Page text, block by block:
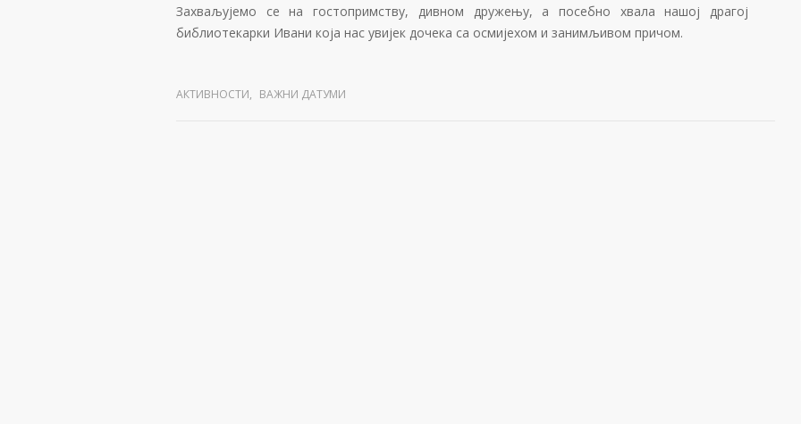
Захваљујемо се на гостопримству, дивном дружењу, а посебно хвала нашој драгој
библиотекарки Ивани која нас увијек дочека са осмијехом и занимљивом причом.
АКТИВНОСТИ, ВАЖНИ ДАТУМИ